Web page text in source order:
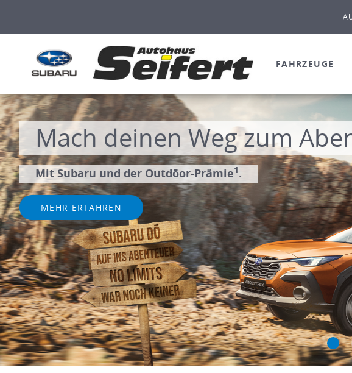
FAHRZEUGE
Mach deinen Weg zum
Mit Subaru und der Outdōor-Prämie1.
MEHR ERFAHREN